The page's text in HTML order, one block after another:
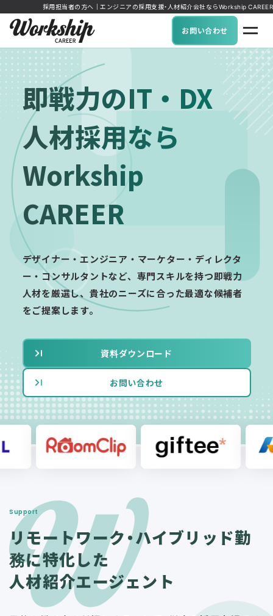
採用担当者の方へ｜エンジニアの採用支援・人材紹介会社ならWorkship CAREER
お問い合わせ
即戦力のIT・DX
人材採用なら
Workship
CAREER
デザイナー・エンジニア・マーケター・ディレクタ
ー・コンサルタントなど、専門スキルを持つ即戦力
人材を厳選し、貴社のニーズに合った最適な候補者
をご提案します。
資料ダウンロード
お問い合わせ
Support
リモートワーク・ハイブリッド勤
務に特化した
人材紹介エージェント